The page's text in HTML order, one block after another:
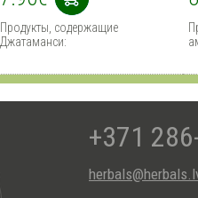
Продукты, содержащие
Джатаманси:
+371